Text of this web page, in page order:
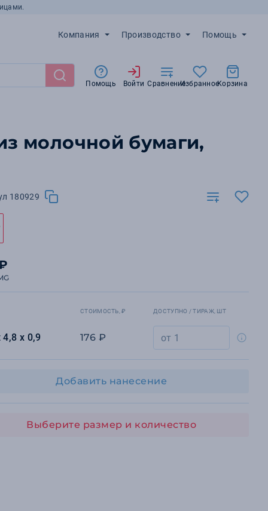
Компания Производство Помощь
Помощь Войти СравнениеИзбранноеКорзина
молочной бумаги,
180929
СТОИМОСТЬ, ₽ ДОСТУПНО / ТИРАЖ, ШТ
4,8 х 0,9 176 ₽
Добавить нанесение
Выберите размер и количество